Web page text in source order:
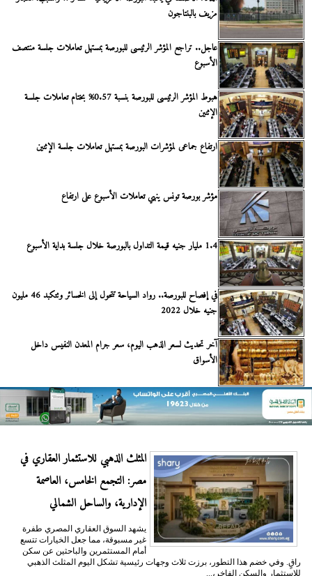
مزيف بالبنتاجون
عاجل.. تراجع المؤشر الرئيسى للبورصة بمستهل تعاملات جلسة منتصف
الأسبوع
هبوط المؤشر الرئيسى للبورصة بنسبة 0.57% بختام تعاملات جلسة
الإثنين
ارتفاع جماعى لمؤشرات البورصة بمستهل تعاملات جلسة الإثنين
مؤشر بورصة تونس ينهي تعاملات الأسبوع على ارتفاع
1.4 مليار جنيه قيمة التداول بالبورصة خلال جلسة بداية الأسبوع
في إفصاح للبورصة.. رواد السياحة تتحول إلى الخسائر وتتكبد 46 مليون
جنيه خلال 2022
آخر تحديث لسعر الذهب اليوم، سعر جرام المعدن النفيس داخل
الأسواق
المثلث الذهبي للاستثمار العقاري في
مصر: التجمع الخامس، العاصمة
الإدارية، والساحل الشمالي
يشهد السوق العقاري المصري طفرة
غير مسبوقة، مما جعل الخيارات تتسع
أمام المستثمرين والباحثين عن سكن
راقٍ. وفي خضم هذا التطور، برزت ثلاث وجهات رئيسية تشكل اليوم المثلث الذهبي
للاستثمار والسكن الفاخر،...